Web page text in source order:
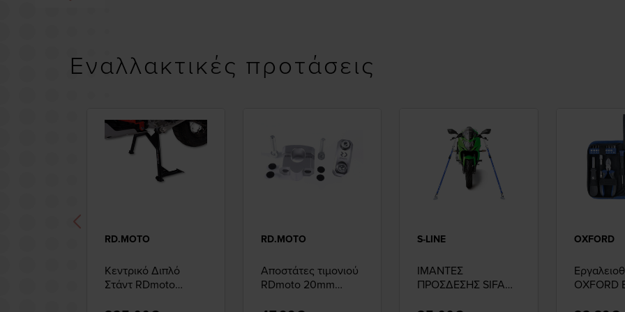
Εναλλακτικές προτάσεις
RD.MOTO
Κεντρικό Διπλό
Στάντ RDmoto
RD.MOTO
Αποστάτες τιμονιού
RDmoto 20mm
S-LINE
ΙΜΑΝΤΕΣ
ΠΡΟΣΔΕΣΗΣ SIFAM
OXFORD
OXFORD